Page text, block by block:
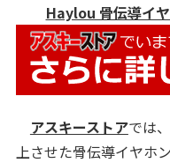
Haylou 骨伝導イ
アスキーストアでは
上させた骨伝導イヤホ